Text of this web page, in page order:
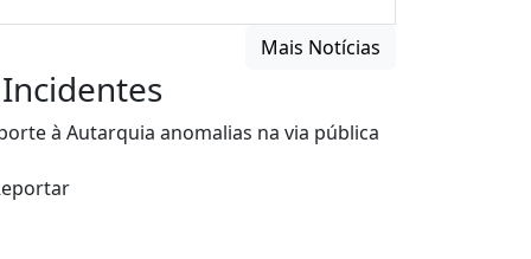
Mais Notícias
à Autarquia anomalias na via pública